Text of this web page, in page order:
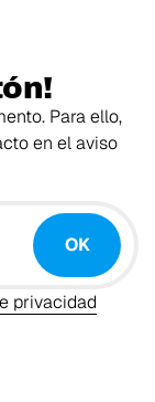
Para ello,
en el aviso
OK
privacidad